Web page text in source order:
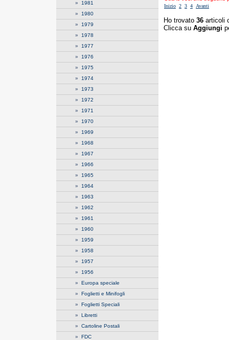
» 1981
» 1980
» 1979
» 1978
» 1977
» 1976
» 1975
» 1974
» 1973
» 1972
» 1971
» 1970
» 1969
» 1968
» 1967
» 1966
» 1965
» 1964
» 1963
» 1962
» 1961
» 1960
» 1959
» 1958
» 1957
» 1956
» Europa speciale
» Foglietti e Minifogli
» Foglietti Speciali
» Libretti
» Cartoline Postali
» FDC
Inizio 2 3 4 Avanti
Ho trovato 36 articoli
Clicca su Aggiungi